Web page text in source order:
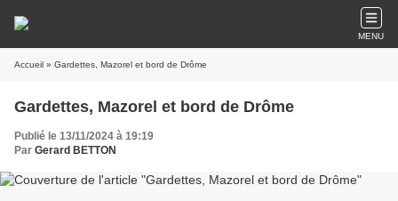
MENU
Accueil » Gardettes, Mazorel et bord de Drôme
Gardettes, Mazorel et bord de Drôme
Publié le 13/11/2024 à 19:19
Par Gerard BETTON